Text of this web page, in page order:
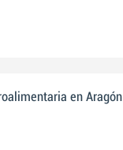
en Aragón